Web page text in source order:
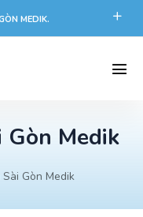
MEDIK.
Gòn Medik
Gòn Medik